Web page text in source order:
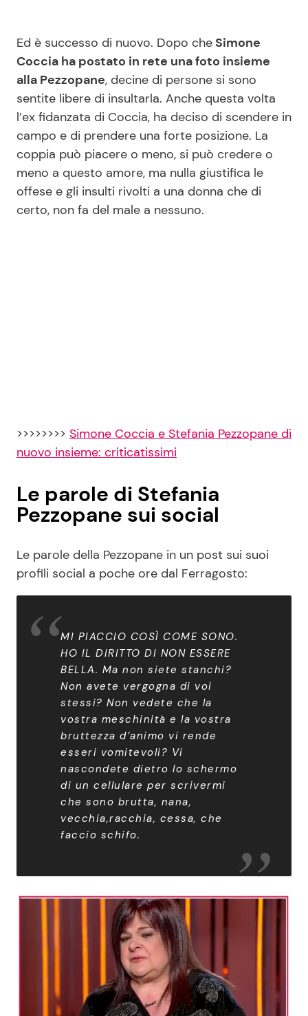
Pubblicità
Privacy Policy
Ed è successo di nuovo. Dopo cheSimone
Coccia ha postato in rete una foto insieme
alla Pezzopane, decine di persone si sono
sentite libere di insultarla. Anche questa volta
l’ex fidanzata di Coccia, ha deciso di scendere in
campo e di prendere una forte posizione. La
coppia può piacere o meno, si può credere o
meno a questo amore, ma nulla giustifica le
offese e gli insulti rivolti a una donna che di
certo, non fa del male a nessuno.
>>>>>>>> Simone Coccia e Stefania Pezzopane di
nuovo insieme: criticatissimi
Le parole di Stefania
Pezzopane sui social
Le parole della Pezzopane in un post sui suoi
profili social a poche ore dal Ferragosto:
MI PIACCIO COSÌ COME SONO.
HO IL DIRITTO DI NON ESSERE
BELLA. Ma non siete stanchi?
Non avete vergogna di voi
stessi? Non vedete che la
vostra meschinità e la vostra
bruttezza d’animo vi rende
esseri vomitevoli? Vi
nascondete dietro lo schermo
di un cellulare per scrivermi
che sono brutta, nana,
vecchia,racchia, cessa, che
faccio schifo.